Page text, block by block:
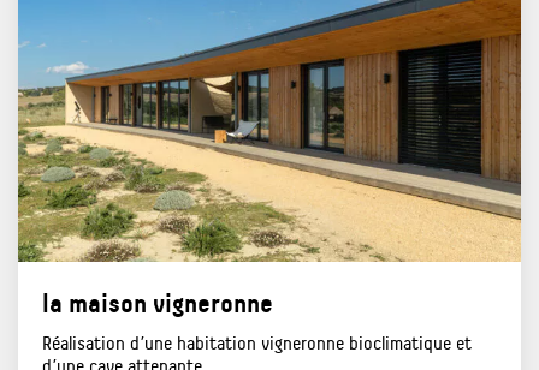
la maison vigneronne
Réalisation d’une habitation vigneronne bioclimatique et